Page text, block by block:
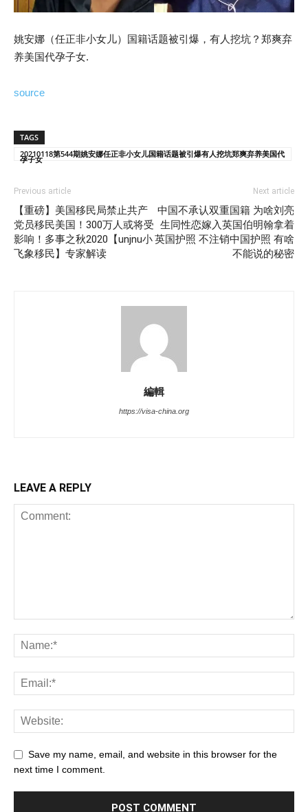
姚安娜（任正非小女儿）国籍话题被引爆，有人挖坑？郑爽弃
养美国代孕子女.
source
TAGS
20210118第544期姚安娜任正非小女儿国籍话题被引爆有人挖坑郑爽弃养美国代
孕子女
Previous article
【重磅】美国移民局禁止共产
党员移民美国！300万人或将受
影响！多事之秋2020【unjnu小
飞象移民】专家解读
Next article
中国不承认双重国籍 为啥刘亮
生同性恋嫁入英国伯明翰拿着
英国护照 不注销中国护照 有啥
不能说的秘密
編輯
https://visa-china.org
LEAVE A REPLY
Save my name, email, and website in this browser for the
next time I comment.